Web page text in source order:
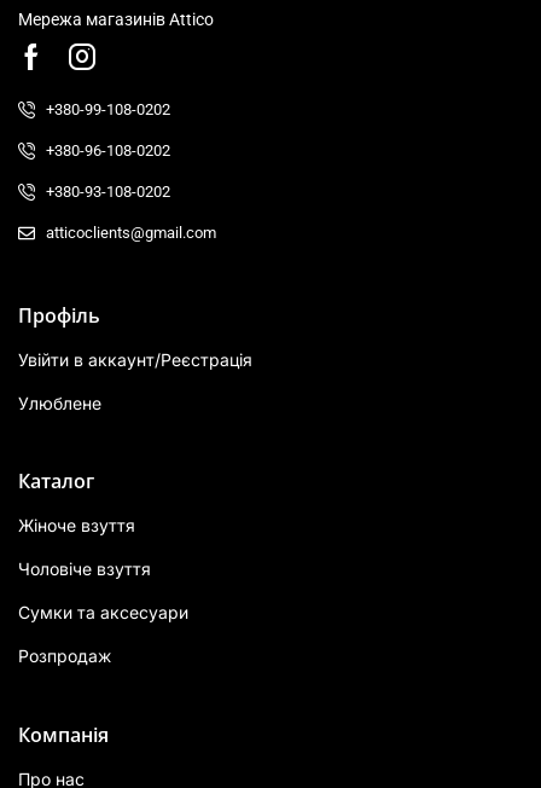
Мережа магазинів Attico
+380-99-108-0202
+380-96-108-0202
+380-93-108-0202
atticoclients@gmail.com
Профіль
Увійти в аккаунт/Реєстрація
Улюблене
Каталог
Жіноче взуття
Чоловіче взуття
Сумки та аксесуари
Розпродаж
Компанія
Про нас